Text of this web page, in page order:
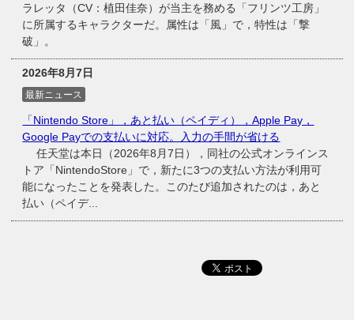
ラレッタ（CV：植田佳奈）が当主を務める「フリンツ工房」
に所属するキャラクターだ。属性は「風」で，特性は「撃
破」。
2026年8月7日
最新ニュース
「Nintendo Store」，あと払い（ペイディ），Apple Pay，
Google Payでの支払いに対応。入力の手間が省ける
任天堂は本日（2026年8月7日），同社の公式オンラインス
トア「NintendoStore」で，新たに3つの支払い方法が利用可
能になったことを発表した。このたび追加されたのは，あと
払い（ペイデ...